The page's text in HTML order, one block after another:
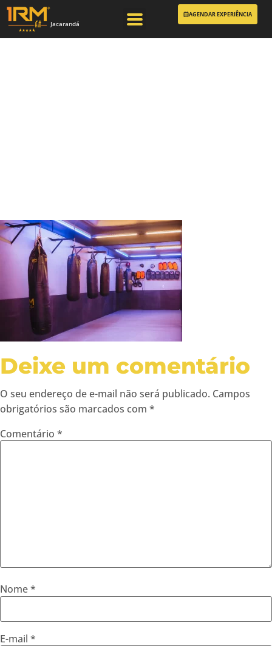
Jacarandá
AGENDAR EXPERIÊNCIA
Deixe um comentário
O seu endereço de e-mail não será publicado. Campos
obrigatórios são marcados com *
Comentário *
Nome*
E-mail *